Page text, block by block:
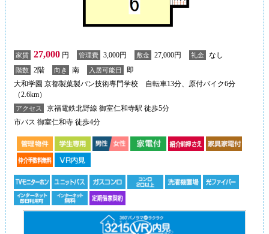
家賃 27,000 円 管理費 3,000円 敷金 27,000円 礼金 なし
階数 2階 向き 南 入居可能日
即
大和学園 京都製菓製パン技術専門学校 自転車13分、原付バイク6分
（2.6km）
アクセス
京福電鉄北野線 御室仁和寺駅 徒歩5分
市バス 御室仁和寺 徒歩4分